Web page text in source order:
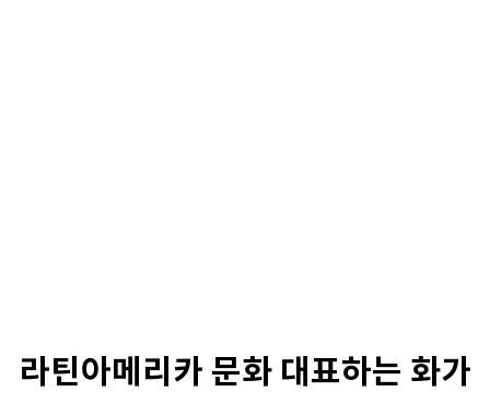
라틴아메리카 문화 대표하는 화가